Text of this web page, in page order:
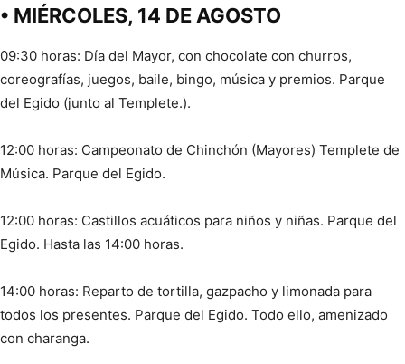
• MIÉRCOLES, 14 DE AGOSTO
09:30 horas: Día del Mayor, con chocolate con churros,
coreografías, juegos, baile, bingo, música y premios. Parque
del Egido (junto al Templete.).
12:00 horas: Campeonato de Chinchón (Mayores) Templete de
Música. Parque del Egido.
12:00 horas: Castillos acuáticos para niños y niñas. Parque del
Egido. Hasta las 14:00 horas.
14:00 horas: Reparto de tortilla, gazpacho y limonada para
todos los presentes. Parque del Egido. Todo ello, amenizado
con charanga.